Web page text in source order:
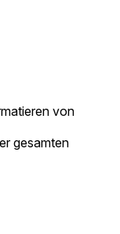
von
gesamten